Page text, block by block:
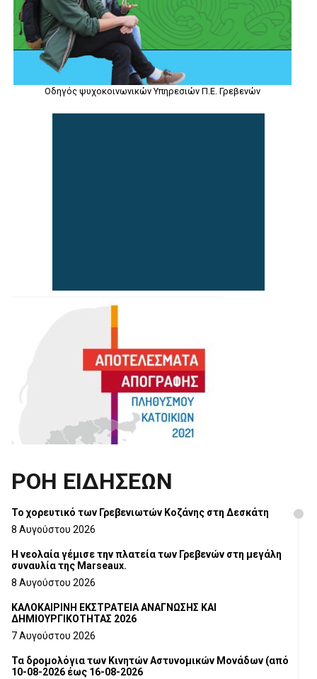
Οδηγός ψυχοκοινωνικών Υπηρεσιών Π.Ε. Γρεβενών
ΡΟΗ ΕΙΔΗΣΕΩΝ
Το χορευτικό των Γρεβενιωτών Κοζάνης στη Δεσκάτη
8 Αυγούστου 2026
Η νεολαία γέμισε την πλατεία των Γρεβενών στη μεγάλη
συναυλία της Marseaux.
8 Αυγούστου 2026
ΚΑΛΟΚΑΙΡΙΝΗ ΕΚΣΤΡΑΤΕΙΑ ΑΝΑΓΝΩΣΗΣ ΚΑΙ
ΔΗΜΙΟΥΡΓΙΚΟΤΗΤΑΣ 2026
7 Αυγούστου 2026
Τα δρομολόγια των Κινητών Αστυνομικών Μονάδων (από
10-08-2026 έως 16-08-2026